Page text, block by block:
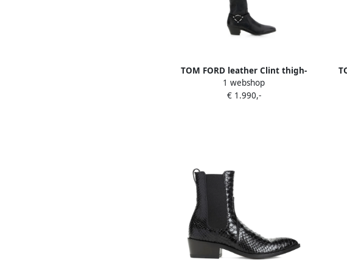
TOM FORD leather Clint thigh-
high boots Zwart
1 webshop
€ 1.990,-